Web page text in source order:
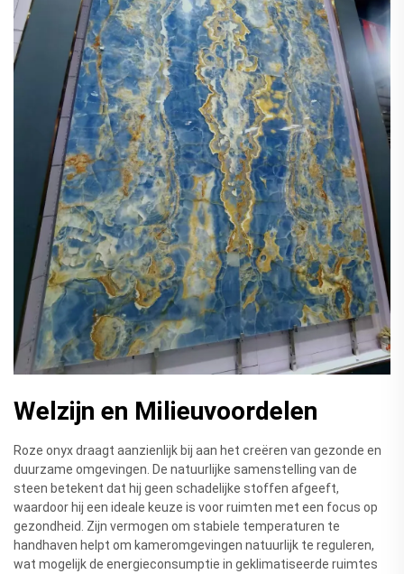
Welzijn en Milieuvoordelen
Roze onyx draagt aanzienlijk bij aan het creëren van gezonde en
duurzame omgevingen. De natuurlijke samenstelling van de
steen betekent dat hij geen schadelijke stoffen afgeeft,
waardoor hij een ideale keuze is voor ruimten met een focus op
gezondheid. Zijn vermogen om stabiele temperaturen te
handhaven helpt om kameromgevingen natuurlijk te reguleren,
wat mogelijk de energieconsumptie in geklimatiseerde ruimtes